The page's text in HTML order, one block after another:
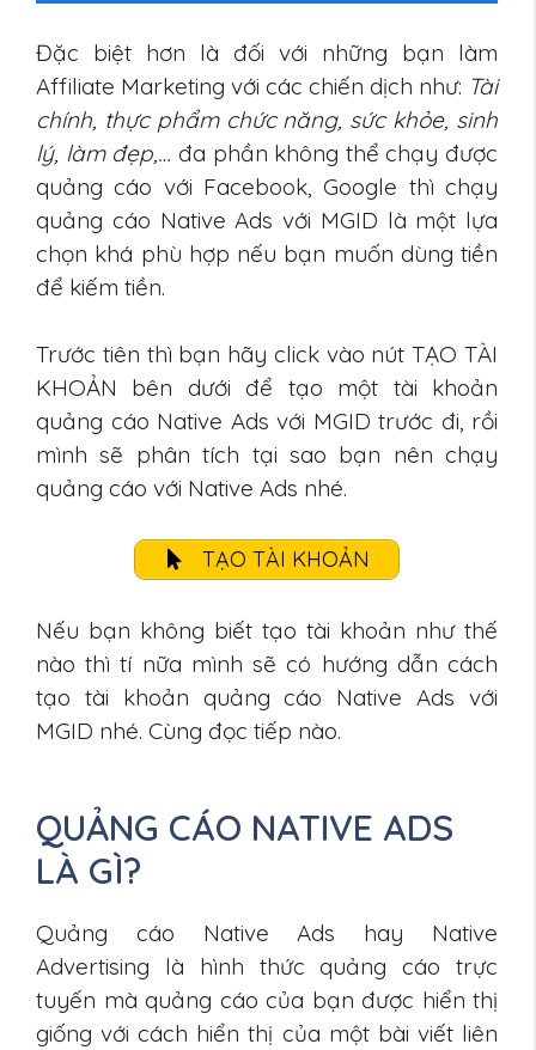
Đặc biệt hơn là đối với những bạn làm
Affiliate Marketing với các chiến dịch như: Tài
chính, thực phẩm chức năng, sức khỏe, sinh
lý, làm đẹp,… đa phần không thể chạy được
quảng cáo với Facebook, Google thì chạy
quảng cáo Native Ads với MGID là một lựa
chọn khá phù hợp nếu bạn muốn dùng tiền
để kiếm tiền.
Trước tiên thì bạn hãy click vào nút TẠO TÀI
KHOẢN bên dưới để tạo một tài khoản
quảng cáo Native Ads với MGID trước đi, rồi
mình sẽ phân tích tại sao bạn nên chạy
quảng cáo với Native Ads nhé.
TẠO TÀI KHOẢN
Nếu bạn không biết tạo tài khoản như thế
nào thì tí nữa mình sẽ có hướng dẫn cách
tạo tài khoản quảng cáo Native Ads với
MGID nhé. Cùng đọc tiếp nào.
QUẢNG CÁO NATIVE ADS
LÀ GÌ?
Quảng cáo Native Ads hay Native
Advertising là hình thức quảng cáo trực
tuyến mà quảng cáo của bạn được hiển thị
giống với cách hiển thị của một bài viết liên